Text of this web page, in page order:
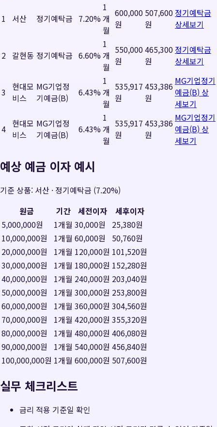
1 서산 정기예탁금 7.20%
1
개
월
600,000
원
507,600
원
정기예탁금
상세보기
2 갈현동 정기예탁금 6.60%
1
개
월
550,000
원
465,300
원
정기예탁금
상세보기
3
현대모
비스
MG기업정
기예금(B)
6.43%
1
개
월
535,917
원
453,386
원
MG기업정기
예금(B) 상
세보기
4 현대모
비스
MG기업정
기예금(B)
6.43%
1
개
월
535,917
원
453,386
원
MG기업정기
예금(B) 상
세보기
예상 예금 이자 예시
기준 상품: 서산 · 정기예탁금 (7.20%)
원금
기간 세전이자
세후이자
5,000,000원
1개월 30,000원
25,380원
10,000,000원
1개월 60,000원
50,760원
20,000,000원
1개월 120,000원 101,520원
30,000,000원
1개월 180,000원 152,280원
40,000,000원
1개월 240,000원 203,040원
50,000,000원
1개월 300,000원 253,800원
60,000,000원
1개월 360,000원 304,560원
70,000,000원
1개월 420,000원 355,320원
80,000,000원
1개월 480,000원 406,080원
90,000,000원
1개월 540,000원 456,840원
100,000,000원 1개월 600,000원 507,600원
실무 체크리스트
금리 적용 기준일 확인